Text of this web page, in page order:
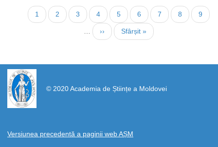
Pagina
curentă
1 Page
2 Page
3 Page
4 Page
5 Page
6 Page
7 Page
8 Page
9
Pagina
următoare
››
Ultima
pagină
Sfârșit »
© 2020 Academia de Științe a Moldovei
Versiunea precedentă a paginii web AȘM
https://propletenie.ru/